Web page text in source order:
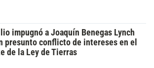
impugnó a Joaquín Benegas Lynch
presunto conflicto de intereses en el
de la Ley de Tierras